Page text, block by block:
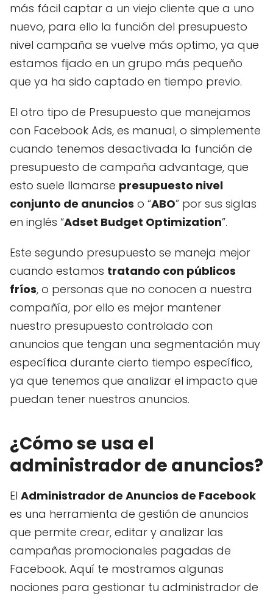
más fácil captar a un viejo cliente que a uno
nuevo, para ello la función del presupuesto
nivel campaña se vuelve más optimo, ya que
estamos fijado en un grupo más pequeño
que ya ha sido captado en tiempo previo.
El otro tipo de Presupuesto que manejamos
con Facebook Ads, es manual, o simplemente
cuando tenemos desactivada la función de
presupuesto de campaña advantage, que
esto suele llamarse presupuesto nivel
conjunto de anuncios o “ABO” por sus siglas
en inglés “Adset Budget Optimization”.
Este segundo presupuesto se maneja mejor
cuando estamos tratando con públicos
fríos, o personas que no conocen a nuestra
compañía, por ello es mejor mantener
nuestro presupuesto controlado con
anuncios que tengan una segmentación muy
específica durante cierto tiempo específico,
ya que tenemos que analizar el impacto que
puedan tener nuestros anuncios.
¿Cómo se usa el
administrador de anuncios?
El Administrador de Anuncios de Facebook
es una herramienta de gestión de anuncios
que permite crear, editar y analizar las
campañas promocionales pagadas de
Facebook. Aquí te mostramos algunas
nociones para gestionar tu administrador de